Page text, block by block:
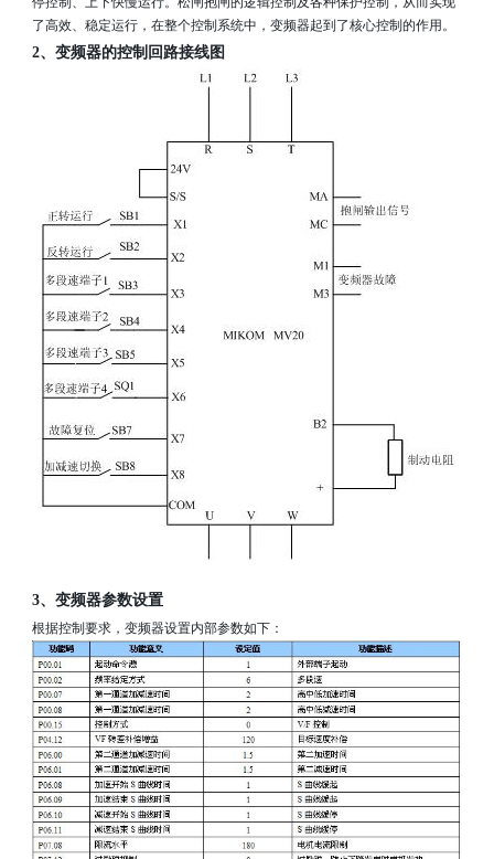
了高效、稳定运行，在整个控制系统中，变频器起到了核心控制的作用。
2、变频器的控制回路接线图
3、变频器参数设置
根据控制要求，变频器设置内部参数如下：